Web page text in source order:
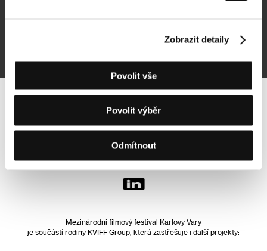
Zobrazit detaily
Povolit vše
Povolit výběr
Odmítnout
Sledujte nás na síti:
Mezinárodní filmový festival Karlovy Vary
je součástí rodiny KVIFF Group, která zastřešuje i další projekty: